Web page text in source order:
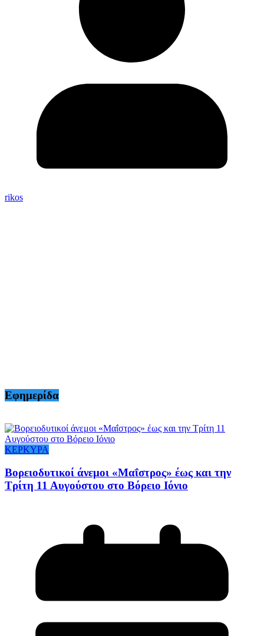
rikos
Εφημερίδα
ΚΕΡΚΥΡΑ
Βορειοδυτικοί άνεμοι «Μαΐστρος» έως και την
Τρίτη 11 Αυγούστου στο Βόρειο Ιόνιο